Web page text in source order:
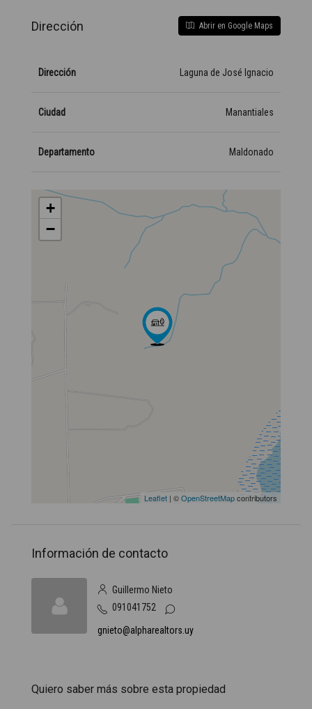
Dirección Abrir en Google Maps
Dirección Laguna de José Ignacio
Ciudad Manantiales
Departamento Maldonado
+
−
Leaflet | ©OpenStreetMapcontributors
Información de contacto
Guillermo Nieto
091041752
gnieto@alpharealtors.uy
Quiero saber más sobre esta propiedad